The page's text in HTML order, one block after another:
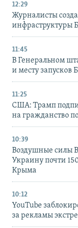
12:29
Журналисты
инфраструктуры
11:45
В Генеральном
и месту запусков
11:25
США: Трамп
на гражданство
10:39
Воздушные силы
Украину почти
Крыма
10:12
YouTube
за рекламы